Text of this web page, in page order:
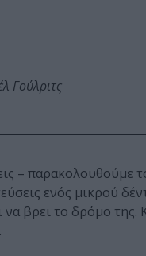
Γούλριτς
– παρακολουθούμε
ενός μικρού
να βρει το δρόμο της.